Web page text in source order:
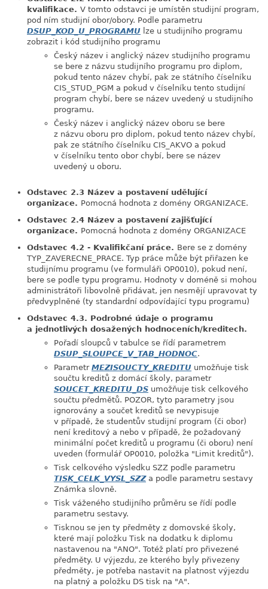
kvalifikace. V tomto odstavci je umístěn studijní program,
pod ním studijní obor/obory. Podle parametru
DSUP_KOD_U_PROGRAMU lze u studijního programu
zobrazit i kód studijního programu
Český název i anglický název studijního programu
se bere z názvu studijního programu pro diplom,
pokud tento název chybí, pak ze státního číselníku
CIS_STUD_PGM a pokud v číselníku tento studijní
program chybí, bere se název uvedený u studijního
programu.
Český název i anglický název oboru se bere
z názvu oboru pro diplom, pokud tento název chybí,
pak ze státního číselníku CIS_AKVO a pokud
v číselníku tento obor chybí, bere se název
uvedený u oboru.
Odstavec 2.3 Název a postavení udělující
organizace. Pomocná hodnota z domény ORGANIZACE.
Odstavec 2.4 Název a postavení zajišťující
organizace. Pomocná hodnota z domény ORGANIZACE
Odstavec 4.2 - Kvalifikčaní práce. Bere se z domény
TYP_ZAVERECNE_PRACE. Typ práce může být přiřazen ke
studijnímu programu (ve formuláři OP0010), pokud není,
bere se podle typu programu. Hodnoty v doméně si mohou
administrátoři libovolně přidávat, jen nesmějí upravovat ty
předvyplněné (ty standardní odpovídající typu programu)
Odstavec 4.3. Podrobné údaje o programu
a jednotlivých dosažených hodnoceních/kreditech.
Pořadí sloupců v tabulce se řídí parametrem
DSUP_SLOUPCE_V_TAB_HODNOC.
Parametr MEZISOUCTY_KREDITU umožňuje tisk
součtu kreditů z domácí školy, parametr
SOUCET_KREDITU_DS umožňuje tisk celkového
součtu předmětů. POZOR, tyto parametry jsou
ignorovány a součet kreditů se nevypisuje
v případě, že studentův studijní program (či obor)
není kreditový a nebo v případě, že požadovaný
minimální počet kreditů u programu (či oboru) není
uveden (formulář OP0010, položka "Limit kreditů").
Tisk celkového výsledku SZZ podle parametru
TISK_CELK_VYSL_SZZa podle parametru sestavy
Známka slovně.
Tisk váženého studijního průměru se řídí podle
parametru sestavy.
Tisknou se jen ty předměty z domovské školy,
které mají položku Tisk na dodatku k diplomu
nastavenou na "ANO". Totéž platí pro přivezené
předměty. U výjezdu, ze kterého byly přivezeny
předměty, je potřeba nastavit na platnost výjezdu
na platný a položku DS tisk na "A".